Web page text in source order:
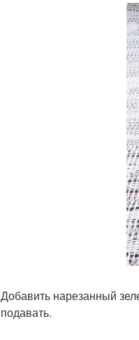
Добавить нарезанный
подавать.